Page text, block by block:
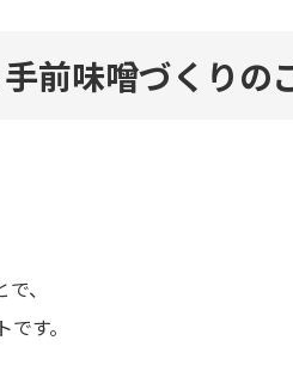
前味噌づくりの
、
す。